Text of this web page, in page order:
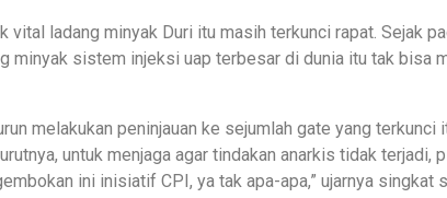
ladang minyak Duri itu masih terkunci rapat. Sejak
sistem injeksi uap terbesar di dunia itu tak bisa
melakukan peninjauan ke sejumlah gate yang terkunci
untuk menjaga agar tindakan anarkis tidak terjadi,
ini inisiatif CPI, ya tak apa-apa,” ujarnya